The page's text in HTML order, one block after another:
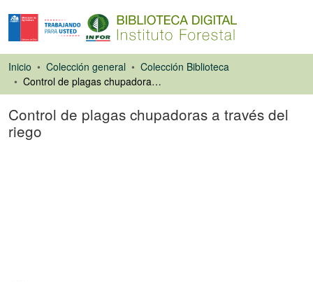
Inicio Colección general
Colección Biblioteca
Control de plagas chupadoras a través del riego
Control de plagas chupadoras a través del
riego